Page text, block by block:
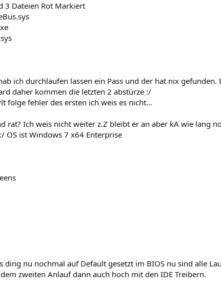
3 Dateien Rot Markiert
ich durchlaufen lassen ein Pass und der hat nix
daher kommen die letzten 2 abstürze :/
folge fehler des ersten ich weis es nicht...
rat? Ich weis nicht weiter z.Z bleibt er an aber kA wie lang
OS ist Windows 7 x64 Enterprise
ding nu nochmal auf Default gesetzt im BIOS nu sind alle
zweiten Anlauf dann auch hoch mit den IDE Treibern.